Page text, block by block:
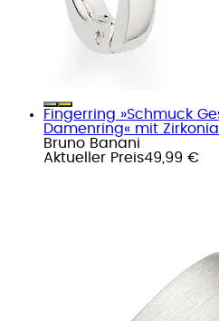
Fingerring »Schmuck
Damenring« mit
Bruno Banani
Aktueller Preis49,99 €